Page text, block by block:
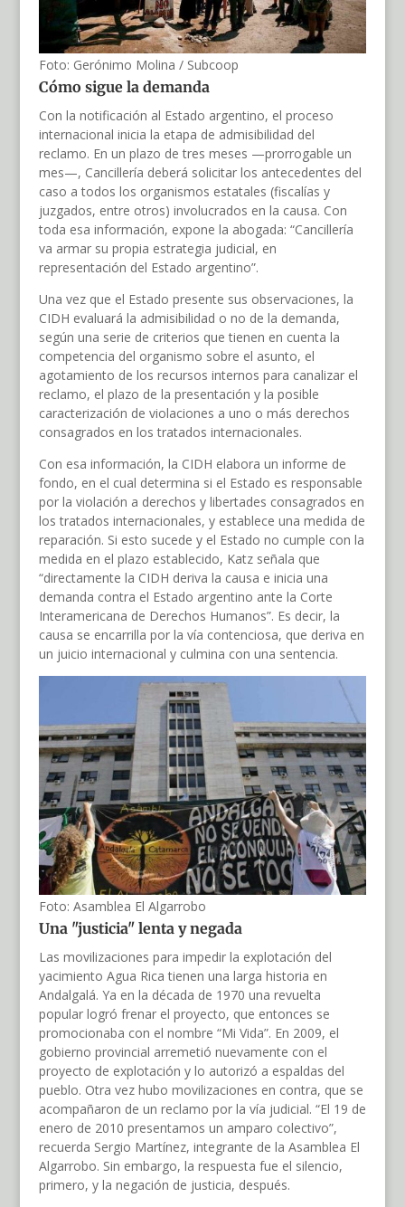
Foto: Gerónimo Molina / Subcoop
Cómo sigue la demanda
Con la notificación al Estado argentino, el proceso
internacional inicia la etapa de admisibilidad del
reclamo. En un plazo de tres meses —prorrogable un
mes—, Cancillería deberá solicitar los antecedentes del
caso a todos los organismos estatales (fiscalías y
juzgados, entre otros) involucrados en la causa. Con
toda esa información, expone la abogada: “Cancillería
va armar su propia estrategia judicial, en
representación del Estado argentino”.
Una vez que el Estado presente sus observaciones, la
CIDH evaluará la admisibilidad o no de la demanda,
según una serie de criterios que tienen en cuenta la
competencia del organismo sobre el asunto, el
agotamiento de los recursos internos para canalizar el
reclamo, el plazo de la presentación y la posible
caracterización de violaciones a uno o más derechos
consagrados en los tratados internacionales.
Con esa información, la CIDH elabora un informe de
fondo, en el cual determina si el Estado es responsable
por la violación a derechos y libertades consagrados en
los tratados internacionales, y establece una medida de
reparación. Si esto sucede y el Estado no cumple con la
medida en el plazo establecido, Katz señala que
“directamente la CIDH deriva la causa e inicia una
demanda contra el Estado argentino ante la Corte
Interamericana de Derechos Humanos”. Es decir, la
causa se encarrilla por la vía contenciosa, que deriva en
un juicio internacional y culmina con una sentencia.
Foto: Asamblea El Algarrobo
Una "justicia" lenta y negada
Las movilizaciones para impedir la explotación del
yacimiento Agua Rica tienen una larga historia en
Andalgalá. Ya en la década de 1970 una revuelta
popular logró frenar el proyecto, que entonces se
promocionaba con el nombre “Mi Vida”. En 2009, el
gobierno provincial arremetió nuevamente con el
proyecto de explotación y lo autorizó a espaldas del
pueblo. Otra vez hubo movilizaciones en contra, que se
acompañaron de un reclamo por la vía judicial. “El 19 de
enero de 2010 presentamos un amparo colectivo”,
recuerda Sergio Martínez, integrante de la Asamblea El
Algarrobo. Sin embargo, la respuesta fue el silencio,
primero, y la negación de justicia, después.